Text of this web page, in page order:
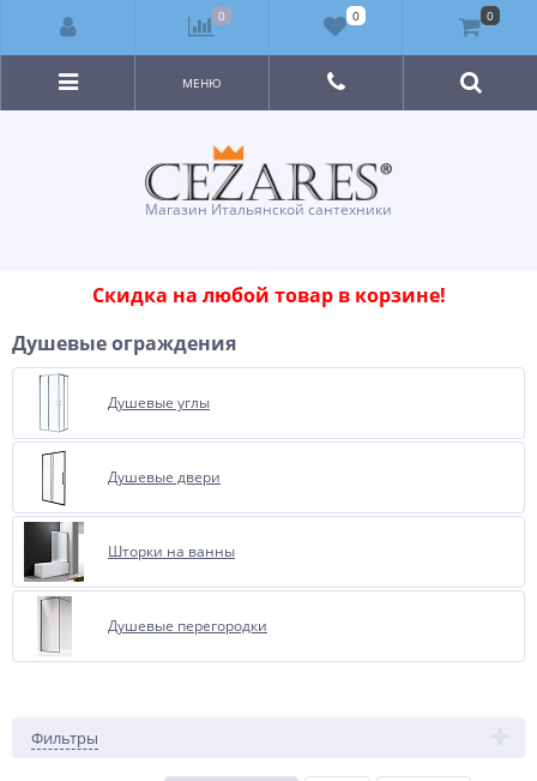
Магазин Итальянской сантехники
МЕНЮ
Скидка на любой товар в корзине!
Душевые ограждения
Душевые углы
Душевые двери
Шторки на ванны
Душевые перегородки
Фильтры
0 0 0